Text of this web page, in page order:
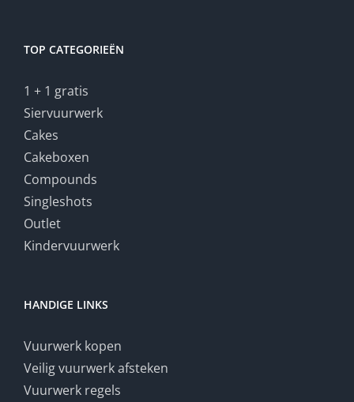
TOP CATEGORIEËN
1 + 1 gratis
Siervuurwerk
Cakes
Cakeboxen
Compounds
Singleshots
Outlet
Kindervuurwerk
HANDIGE LINKS
Vuurwerk kopen
Veilig vuurwerk afsteken
Vuurwerk regels